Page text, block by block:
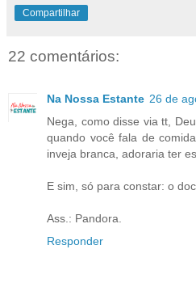
Compartilhar
22 comentários:
Na Nossa Estante 26 de
Nega, como disse via tt,
quando você fala de
inveja branca, adoraria ter
E sim, só para constar: o
Ass.: Pandora.
Responder